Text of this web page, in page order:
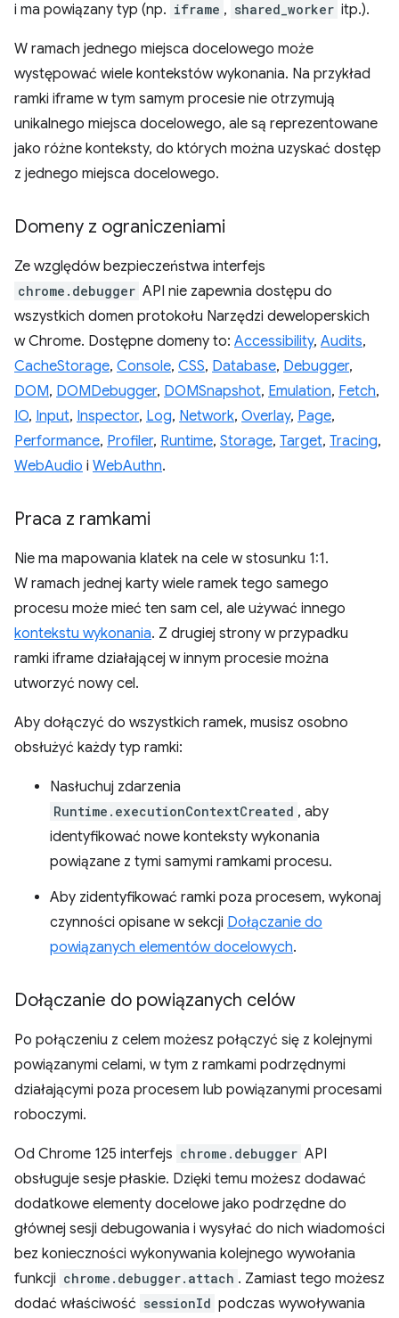
i ma powiązany typ (np. iframe , shared_worker itp.).
W ramach jednego miejsca docelowego może
występować wiele kontekstów wykonania. Na przykład
ramki iframe w tym samym procesie nie otrzymują
unikalnego miejsca docelowego, ale są reprezentowane
jako różne konteksty, do których można uzyskać dostęp
z jednego miejsca docelowego.
Domeny z ograniczeniami
Ze względów bezpieczeństwa interfejs
chrome.debugger API nie zapewnia dostępu do
wszystkich domen protokołu Narzędzi deweloperskich
w Chrome. Dostępne domeny to: Accessibility, Audits,
CacheStorage, Console, CSS, Database, Debugger,
DOM, DOMDebugger, DOMSnapshot, Emulation, Fetch,
IO, Input, Inspector, Log, Network, Overlay, Page,
Performance, Profiler, Runtime, Storage, Target, Tracing,
WebAudio i WebAuthn.
Praca z ramkami
Nie ma mapowania klatek na cele w stosunku 1:1.
W ramach jednej karty wiele ramek tego samego
procesu może mieć ten sam cel, ale używać innego
kontekstu wykonania. Z drugiej strony w przypadku
ramki iframe działającej w innym procesie można
utworzyć nowy cel.
Aby dołączyć do wszystkich ramek, musisz osobno
obsłużyć każdy typ ramki:
Nasłuchuj zdarzenia
Runtime.executionContextCreated , aby
identyfikować nowe konteksty wykonania
powiązane z tymi samymi ramkami procesu.
Aby zidentyfikować ramki poza procesem, wykonaj
czynności opisane w sekcji Dołączanie do
powiązanych elementów docelowych.
Dołączanie do powiązanych celów
Po połączeniu z celem możesz połączyć się z kolejnymi
powiązanymi celami, w tym z ramkami podrzędnymi
działającymi poza procesem lub powiązanymi procesami
roboczymi.
Od Chrome 125 interfejs chrome.debugger API
obsługuje sesje płaskie. Dzięki temu możesz dodawać
dodatkowe elementy docelowe jako podrzędne do
głównej sesji debugowania i wysyłać do nich wiadomości
bez konieczności wykonywania kolejnego wywołania
funkcji chrome.debugger.attach . Zamiast tego możesz
dodać właściwość sessionId podczas wywoływania